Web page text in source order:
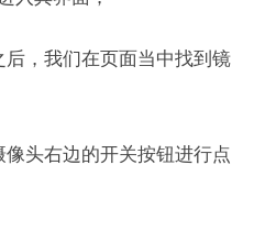
，我们在页面当中找到镜
头右边的开关按钮进行点